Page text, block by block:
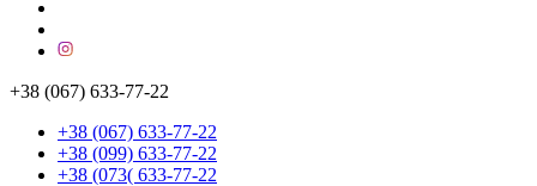
+38 (067) 633-77-22
+38 (067) 633-77-22
+38 (099) 633-77-22
+38 (073( 633-77-22